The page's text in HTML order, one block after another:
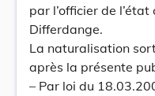
par l’officier de
Differdange.
La naturalisation
après la présente
– Par loi du